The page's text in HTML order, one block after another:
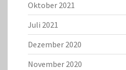
Oktober 2021
Juli 2021
Dezember 2020
November 2020